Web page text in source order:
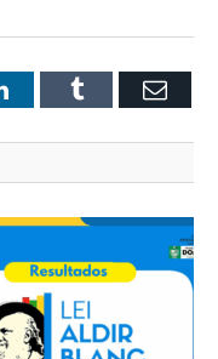
LinkedInTumblr Email